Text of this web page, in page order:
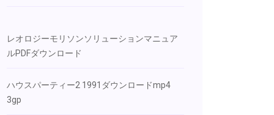
レオロジーモリソンソリューションマニュア
ルPDFダウンロード
ハウスパーティー2 1991ダウンロードmp4
3gp